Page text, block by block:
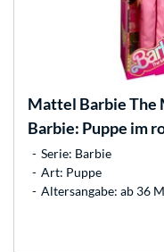
Mattel Barbie The
Barbie: Puppe im
Serie: Barbie
Art: Puppe
Altersangabe: ab 36